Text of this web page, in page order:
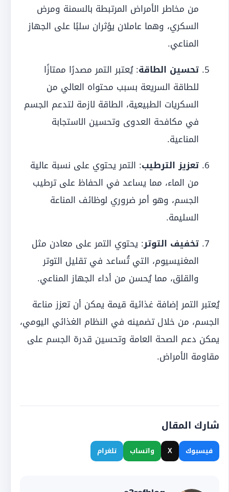
من مخاطر الأمراض المرتبطة بالسمنة ومرض
السكري، وهما عاملان يؤثران سلبًا على الجهاز
المناعي.
تحسين الطاقة: يُعتبر التمر مصدرًا ممتازًا
للطاقة السريعة بسبب محتواه العالي من
السكريات الطبيعية، الطاقة لازمة لتدعم الجسم
في مكافحة العدوى وتحسين الاستجابة
المناعية.
تعزيز الترطيب: التمر يحتوي على نسبة عالية
من الماء، مما يساعد في الحفاظ على ترطيب
الجسم، وهو أمر ضروري لوظائف المناعة
السليمة.
تخفيف التوتر: يحتوي التمر على معادن مثل
المغنيسيوم، التي تُساعد في تقليل التوتر
والقلق، مما يُحسن من أداء الجهاز المناعي.
يُعتبر التمر إضافة غذائية قيمة يمكن أن تعزز مناعة
الجسم، من خلال تضمينه في النظام الغذائي اليومي،
يمكن دعم الصحة العامة وتحسين قدرة الجسم على
مقاومة الأمراض.
شارك المقال
فيسبوك X واتساب تلغرام